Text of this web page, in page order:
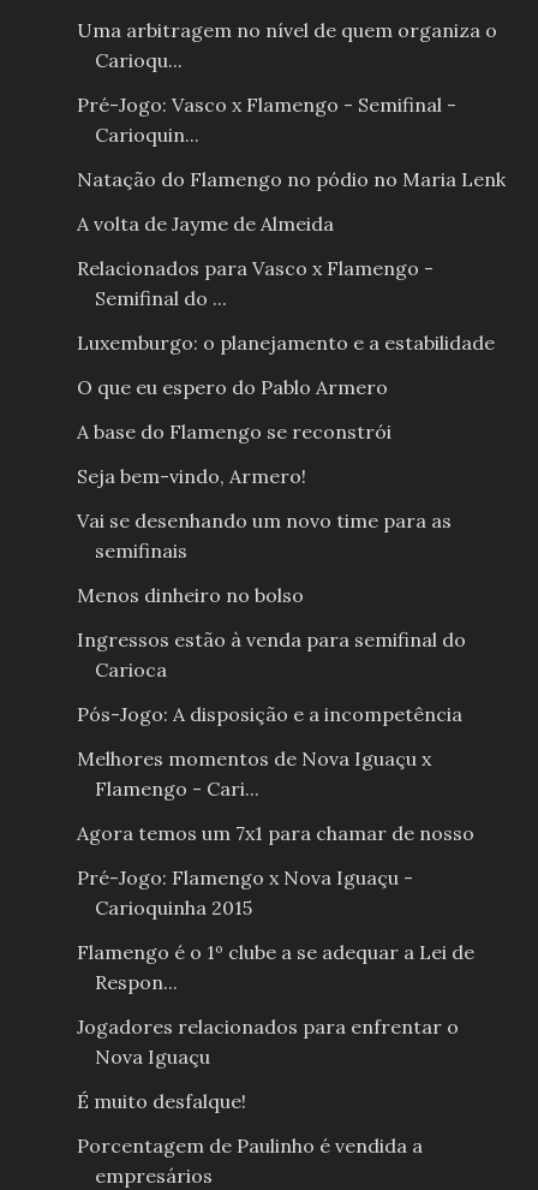
Uma arbitragem no nível de quem organiza o
Carioqu...
Pré-Jogo: Vasco x Flamengo - Semifinal -
Carioquin...
Natação do Flamengo no pódio no Maria Lenk
A volta de Jayme de Almeida
Relacionados para Vasco x Flamengo -
Semifinal do ...
Luxemburgo: o planejamento e a estabilidade
O que eu espero do Pablo Armero
A base do Flamengo se reconstrói
Seja bem-vindo, Armero!
Vai se desenhando um novo time para as
semifinais
Menos dinheiro no bolso
Ingressos estão à venda para semifinal do
Carioca
Pós-Jogo: A disposição e a incompetência
Melhores momentos de Nova Iguaçu x
Flamengo - Cari...
Agora temos um 7x1 para chamar de nosso
Pré-Jogo: Flamengo x Nova Iguaçu -
Carioquinha 2015
Flamengo é o 1º clube a se adequar a Lei de
Respon...
Jogadores relacionados para enfrentar o
Nova Iguaçu
É muito desfalque!
Porcentagem de Paulinho é vendida a
empresários